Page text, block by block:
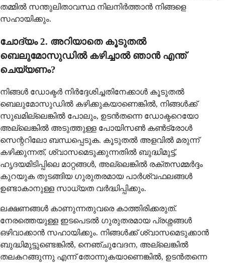
തമ്മിൽ സന്തുലിതാവസ്ഥ നിലനിർത്താൻ നിങ്ങളെ
സഹായിക്കും.
ചോദ്യം 2. അറിയാതെ കൂടുതൽ
ബെലുമോസുഡിൽ കഴിച്ചാൽ ഞാൻ എന്ത്
ചെയ്യണം?
നിങ്ങൾ ഡോക്ടർ നിർദ്ദേശിച്ചതിനേക്കാൾ കൂടുതൽ
ബെലുമോസുഡിൽ കഴിക്കുകയാണെങ്കിൽ, നിങ്ങൾക്ക്
സുഖമില്ലെങ്കിൽ പോലും, ഉടൻതന്നെ ഡോക്ടറെയോ
അല്ലെങ്കിൽ അടുത്തുള്ള പോയിസൺ കൺട്രോൾ
സെന്ററിലോ ബന്ധപ്പെടുക. കൂടുതൽ അളവിൽ മരുന്ന്
കഴിക്കുന്നത്, ശ്വാസമെടുക്കുന്നതിൽ ബുദ്ധിമുട്ട്,
ഹൃദയമിടിപ്പിലെ മാറ്റങ്ങൾ, അല്ലെങ്കിൽ രക്തസമ്മർദ്ദം
കുറയുക തുടങ്ങിയ ഗുരുതരമായ പാർശ്വഫലങ്ങൾ
ഉണ്ടാകാനുള്ള സാധ്യത വർദ്ധിപ്പിക്കും.
ലക്ഷണങ്ങൾ കാണുന്നതുവരെ കാത്തിരിക്കരുത്.
നേരത്തെയുള്ള ഇടപെടൽ ഗുരുതരമായ പ്രശ്നങ്ങൾ
ഒഴിവാക്കാൻ സഹായിക്കും. നിങ്ങൾക്ക് ശ്വാസമെടുക്കാൻ
ബുദ്ധിമുട്ടുണ്ടെങ്കിൽ, നെഞ്ചുവേദന, അല്ലെങ്കിൽ
തലകറങ്ങുന്നു എന്ന് തോന്നുകയാണെങ്കിൽ, ഉടൻതന്നെ